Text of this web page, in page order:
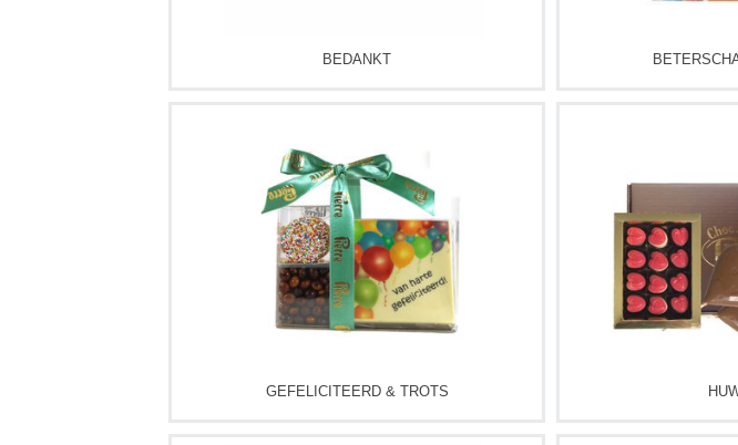
BEDANKT
GEFELICITEERD & TROTS